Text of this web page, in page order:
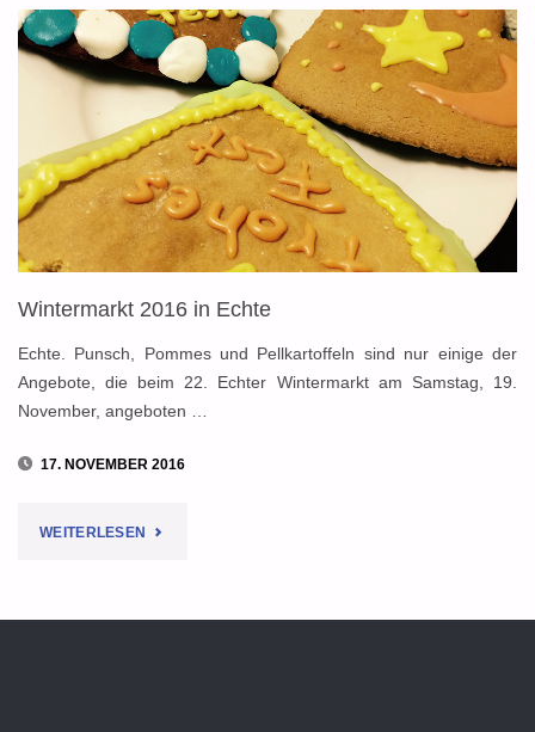
ECHTER
WEIHNACHTSBAUM"
Wintermarkt 2016 in Echte
Echte. Punsch, Pommes und Pellkartoffeln sind nur einige der
Angebote, die beim 22. Echter Wintermarkt am Samstag, 19.
November, angeboten …
17. NOVEMBER 2016
WEITERLESEN "WINTERMARKT
IN